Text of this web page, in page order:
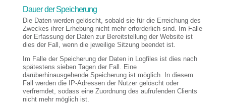
Dauer der Speicherung
Die Daten werden gelöscht, sobald sie für die Erreichung des
Zweckes ihrer Erhebung nicht mehr erforderlich sind. Im Falle
der Erfassung der Daten zur Bereitstellung der Website ist
dies der Fall, wenn die jeweilige Sitzung beendet ist.
Im Falle der Speicherung der Daten in Logfiles ist dies nach
spätestens sieben Tagen der Fall. Eine
darüberhinausgehende Speicherung ist möglich. In diesem
Fall werden die IP-Adressen der Nutzer gelöscht oder
verfremdet, sodass eine Zuordnung des aufrufenden Clients
nicht mehr möglich ist.